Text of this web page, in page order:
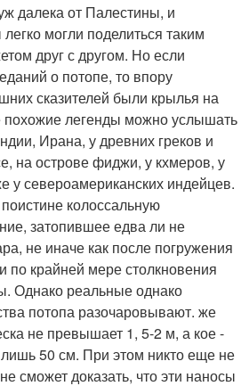
далека от Палестины, и
могли поделиться таким
друг с другом. Но если
о потопе, то впору
сказителей были крылья на
похожие легенды можно услышать
Ирана, у древних греков и
на острове фиджи, у кхмеров, у
у североамериканских индейцев.
колоссальную
затопившее едва ли не
не иначе как после погружения
по крайней мере столкновения
Однако реальные однако
потопа разочаровывают. же
не превышает 1, 5-2 м, а кое -
лишь 50 см. При этом никто еще не
сможет доказать, что эти наносы